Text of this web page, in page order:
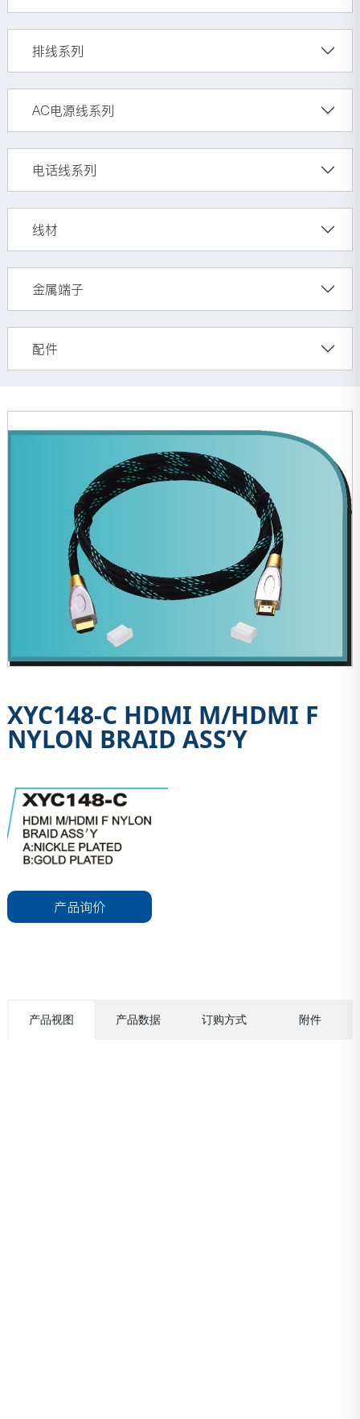
排线系列
AC电源线系列
电话线系列
线材
金属端子
配件
XYC148-C HDMI M/HDMI F
NYLON BRAID ASS’Y
产品询价
产品视图 产品数据 订购方式 附件